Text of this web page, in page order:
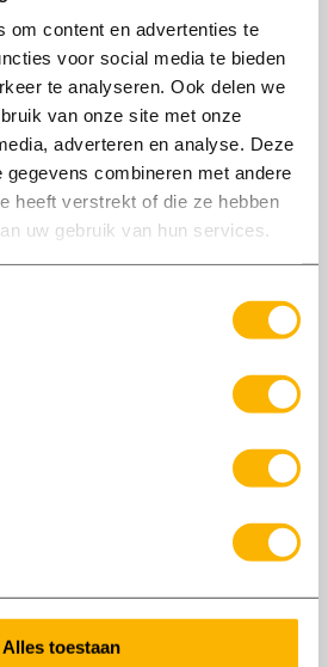
om content en advertenties te
voor social media te bieden
te analyseren. Ook delen we
van onze site met onze
adverteren en analyse. Deze
gegevens combineren met andere
heeft verstrekt of die ze hebben
uw gebruik van hun services.
Alles toestaan
van een topscorer
een topscorer van de
van de schoten op doel,